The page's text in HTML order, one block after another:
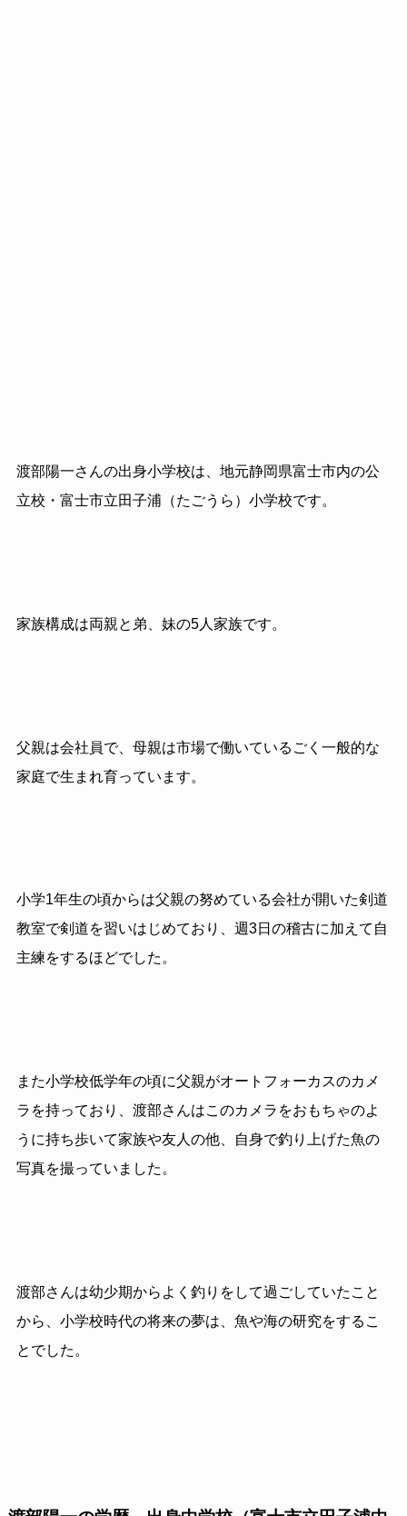
渡部陽一さんの出身小学校は、地元静岡県富士市内の公
立校・富士市立田子浦（たごうら）小学校です。
家族構成は両親と弟、妹の5人家族です。
父親は会社員で、母親は市場で働いているごく一般的な
家庭で生まれ育っています。
小学1年生の頃からは父親の努めている会社が開いた剣道
教室で剣道を習いはじめており、週3日の稽古に加えて自
主練をするほどでした。
また小学校低学年の頃に父親がオートフォーカスのカメ
ラを持っており、渡部さんはこのカメラをおもちゃのよ
うに持ち歩いて家族や友人の他、自身で釣り上げた魚の
写真を撮っていました。
渡部さんは幼少期からよく釣りをして過ごしていたこと
から、小学校時代の将来の夢は、魚や海の研究をするこ
とでした。